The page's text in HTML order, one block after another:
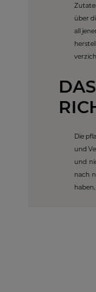
über
all
Die
und
und
nach